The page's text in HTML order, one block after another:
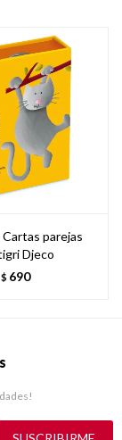
Cartas parejas
Djeco
$ 690